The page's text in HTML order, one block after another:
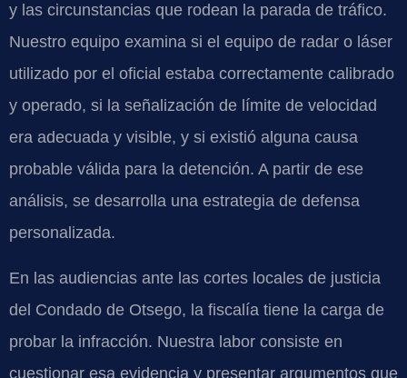
y las circunstancias que rodean la parada de tráfico.
Nuestro equipo examina si el equipo de radar o láser
utilizado por el oficial estaba correctamente calibrado
y operado, si la señalización de límite de velocidad
era adecuada y visible, y si existió alguna causa
probable válida para la detención. A partir de ese
análisis, se desarrolla una estrategia de defensa
personalizada.
En las audiencias ante las cortes locales de justicia
del Condado de Otsego, la fiscalía tiene la carga de
probar la infracción. Nuestra labor consiste en
cuestionar esa evidencia y presentar argumentos que